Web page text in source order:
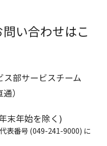
い合わせはこ
部サービスチーム
通）
末年始を除く)
表番号(049-241-9000) に